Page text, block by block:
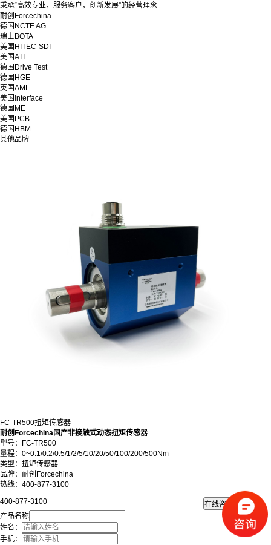
秉承“高效专业，服务客户，创新发展”的经营理念
耐创Forcechina
德国NCTE AG
瑞士BOTA
美国HITEC-SDI
美国ATI
德国Drive Test
德国HGE
英国AML
美国interface
德国ME
美国PCB
德国HBM
其他品牌
FC-TR500扭矩传感器
耐创Forcechina国产非接触式动态扭矩传感器
型号：FC-TR500
量程：0~0.1/0.2/0.5/1/2/5/10/20/50/100/200/500Nm
类型：扭矩传感器
品牌：耐创Forcechina
热线：400-877-3100
400-877-3100
产品名称
姓名：
手机：